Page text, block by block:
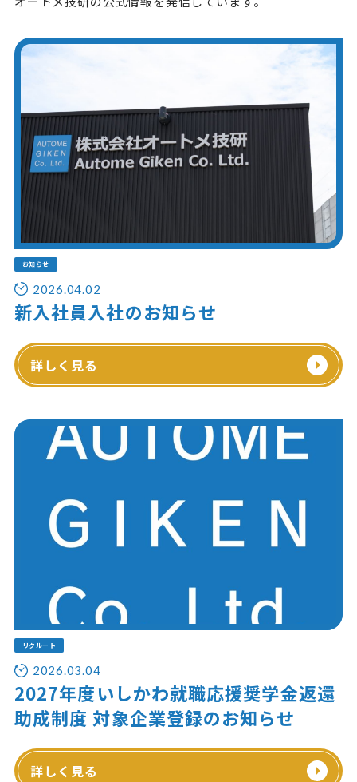
お知らせ
2026.04.02
新入社員入社のお知らせ
詳しく見る
リクルート
2026.03.04
2027年度いしかわ就職応援奨学金返還
助成制度 対象企業登録のお知らせ
詳しく見る